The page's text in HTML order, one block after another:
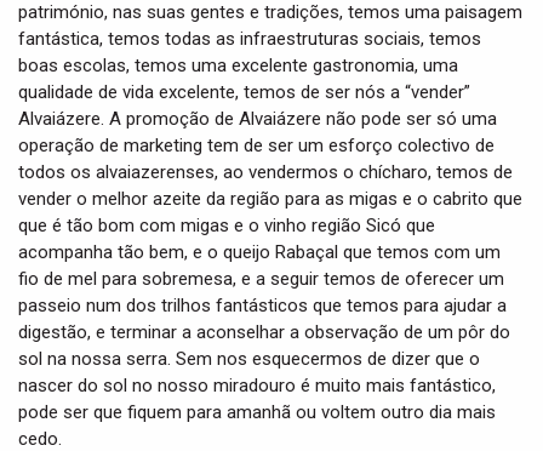
património, nas suas gentes e tradições, temos uma paisagem
fantástica, temos todas as infraestruturas sociais, temos
boas escolas, temos uma excelente gastronomia, uma
qualidade de vida excelente, temos de ser nós a “vender”
Alvaiázere. A promoção de Alvaiázere não pode ser só uma
operação de marketing tem de ser um esforço colectivo de
todos os alvaiazerenses, ao vendermos o chícharo, temos de
vender o melhor azeite da região para as migas e o cabrito que
que é tão bom com migas e o vinho região Sicó que
acompanha tão bem, e o queijo Rabaçal que temos com um
fio de mel para sobremesa, e a seguir temos de oferecer um
passeio num dos trilhos fantásticos que temos para ajudar a
digestão, e terminar a aconselhar a observação de um pôr do
sol na nossa serra. Sem nos esquecermos de dizer que o
nascer do sol no nosso miradouro é muito mais fantástico,
pode ser que fiquem para amanhã ou voltem outro dia mais
cedo.